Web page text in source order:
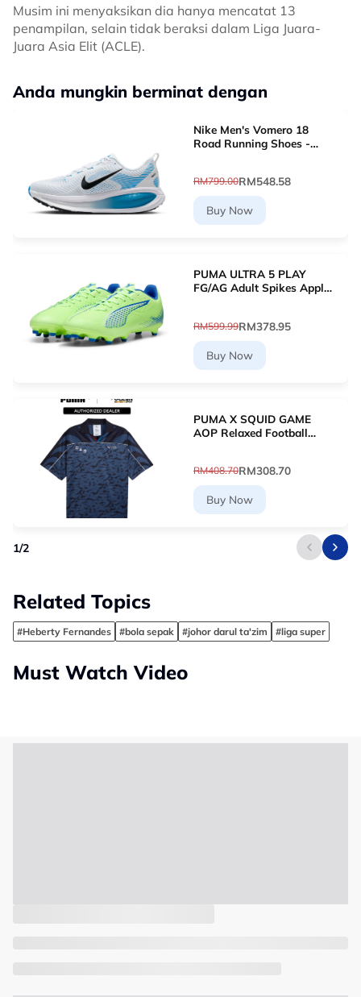
Musim ini menyaksikan dia hanya mencatat 13
penampilan, selain tidak beraksi dalam Liga Juara-
Juara Asia Elit (ACLE).
Anda mungkin berminat dengan
Nike Men's Vomero 18
Road Running Shoes -
RM799.00RM548.58
Buy Now
PUMA ULTRA 5 PLAY
FG/AG Adult Spikes Apple
RM599.99RM378.95
Buy Now
PUMA X SQUID GAME
AOP Relaxed Football
RM408.70RM308.70
Buy Now
1/2
Related Topics
#Heberty Fernandes #bola sepak #johor darul ta'zim #liga super
Must Watch Video